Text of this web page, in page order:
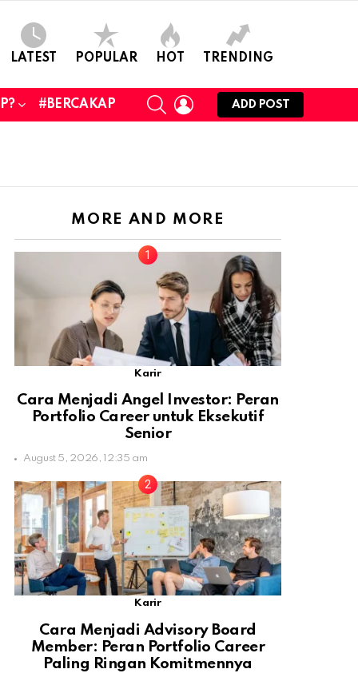
LATEST POPULAR HOT TRENDING
#BERCAKAP
SEARCHLOGIN
ADD POST
MORE AND MORE
Karir
Cara Menjadi Angel Investor: Peran
Portfolio Career untuk Eksekutif
Senior
August 5, 2026, 12:35 am
Karir
Cara Menjadi Advisory Board
Member: Peran Portfolio Career
Paling Ringan Komitmennya